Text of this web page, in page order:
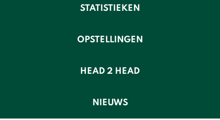
STATISTIEKEN
OPSTELLINGEN
HEAD 2 HEAD
NIEUWS